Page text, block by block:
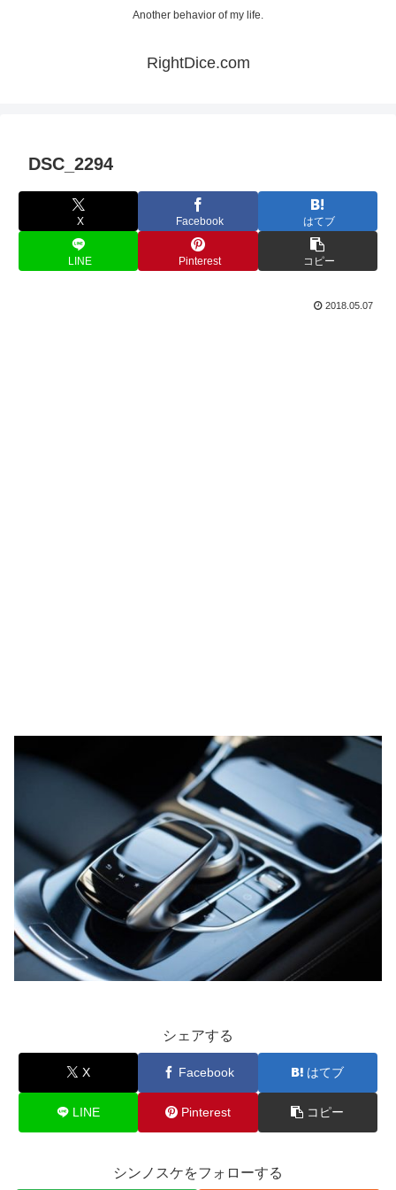
Another behavior of my life.
RightDice.com
DSC_2294
X Facebook はてブ
LINE Pinterest コピー
2018.05.07
シェアする
X Facebook はてブ
LINE Pinterest コピー
シンノスケをフォローする